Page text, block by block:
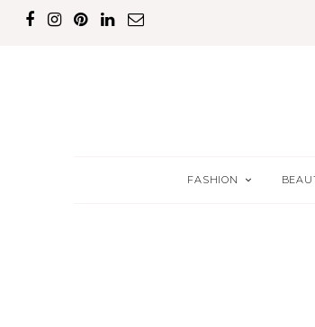
FASHION